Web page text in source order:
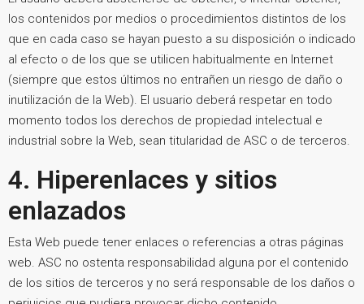
los contenidos por medios o procedimientos distintos de los
que en cada caso se hayan puesto a su disposición o indicado
al efecto o de los que se utilicen habitualmente en Internet
(siempre que estos últimos no entrañen un riesgo de daño o
inutilización de la Web). El usuario deberá respetar en todo
momento todos los derechos de propiedad intelectual e
industrial sobre la Web, sean titularidad de ASC o de terceros.
4. Hiperenlaces y sitios
enlazados
Esta Web puede tener enlaces o referencias a otras páginas
web. ASC no ostenta responsabilidad alguna por el contenido
de los sitios de terceros y no será responsable de los daños o